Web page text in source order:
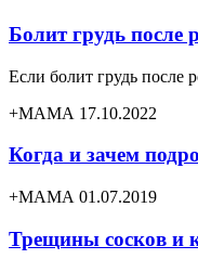
Болит грудь после
Если болит грудь после
+МАМА 17.10.2022
Когда и зачем
+МАМА 01.07.2019
Трещины сосков и